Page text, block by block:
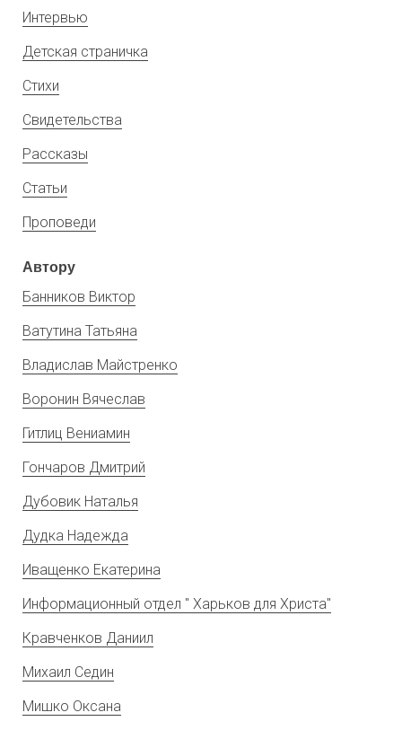
Интервью
Детская страничка
Стихи
Свидетельства
Рассказы
Статьи
Проповеди
Автору
Банников Виктор
Ватутина Татьяна
Владислав Майстренко
Воронин Вячеслав
Гитлиц Вениамин
Гончаров Дмитрий
Дубовик Наталья
Дудка Надежда
Иващенко Екатерина
Информационный отдел " Харьков для Христа"
Кравченков Даниил
Михаил Седин
Мишко Оксана